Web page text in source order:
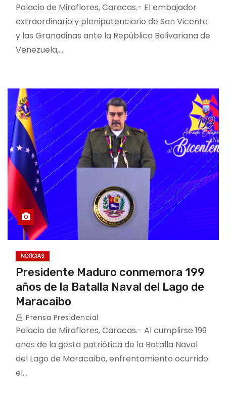
Palacio de Miraflores, Caracas.- El embajador
extraordinario y plenipotenciario de San Vicente
y las Granadinas ante la República Bolivariana de
Venezuela,…
NOTICIAS
Presidente Maduro conmemora 199
años de la Batalla Naval del Lago de
Maracaibo
Prensa Presidencial
Palacio de Miraflores, Caracas.- Al cumplirse 199
años de la gesta patriótica de la Batalla Naval
del Lago de Maracaibo, enfrentamiento ocurrido
el…